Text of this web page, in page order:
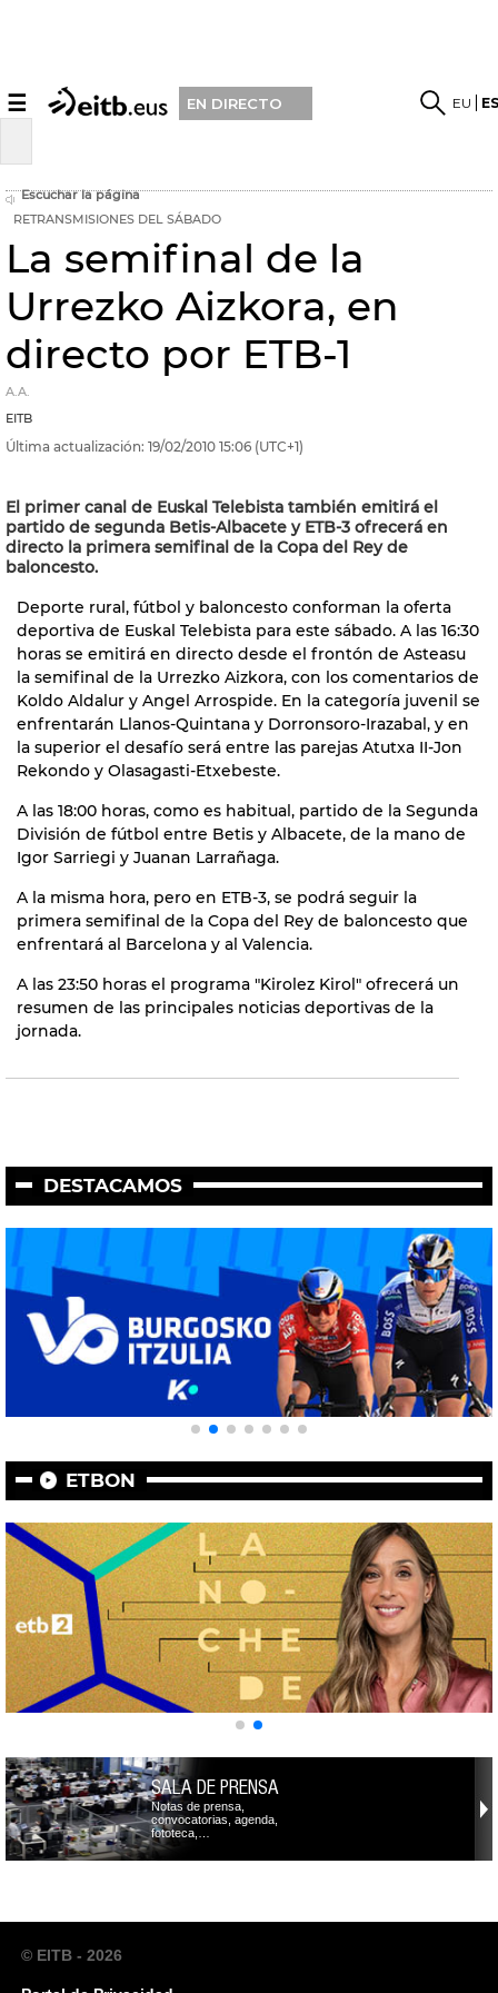
☰ EN DIRECTO EU
Escuchar la página
RETRANSMISIONES DEL SÁBADO
La semifinal de la
Urrezko Aizkora, en
directo por ETB-1
A.A.
EITB
Última actualización: 19/02/2010 15:06 (UTC+1)
El primer canal de Euskal Telebista también emitirá el
partido de segunda Betis-Albacete y ETB-3 ofrecerá en
directo la primera semifinal de la Copa del Rey de
baloncesto.
Deporte rural, fútbol y baloncesto conforman la oferta
deportiva de Euskal Telebista para este sábado. A las 16:30
horas se emitirá en directo desde el frontón de Asteasu
la semifinal de la Urrezko Aizkora, con los comentarios de
Koldo Aldalur y Angel Arrospide. En la categoría juvenil se
enfrentarán Llanos-Quintana y Dorronsoro-Irazabal, y en
la superior el desafío será entre las parejas Atutxa II-Jon
Rekondo y Olasagasti-Etxebeste.
A las 18:00 horas, como es habitual, partido de la Segunda
División de fútbol entre Betis y Albacete, de la mano de
Igor Sarriegi y Juanan Larrañaga.
A la misma hora, pero en ETB-3, se podrá seguir la
primera semifinal de la Copa del Rey de baloncesto que
enfrentará al Barcelona y al Valencia.
A las 23:50 horas el programa "Kirolez Kirol" ofrecerá un
resumen de las principales noticias deportivas de la
jornada.
DESTACAMOS
ETBON
SALA DE PRENSA
Notas de prensa,
convocatorias, agenda,
fototeca,…
© EITB - 2026